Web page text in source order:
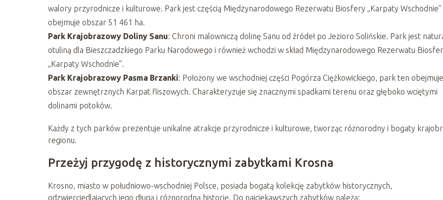
walory przyrodnicze i kulturowe. Park jest częścią Międzynarodowego Rezerwatu Biosfery „Karpaty Wschodnie”
obejmuje obszar 51 461 ha​
Park Krajobrazowy Doliny Sanu: Chroni malowniczą dolinę Sanu od źródeł po Jezioro Solińskie. Park jest
otuliną dla Bieszczadzkiego Parku Narodowego i również wchodzi w skład Międzynarodowego Rezerwatu
„Karpaty Wschodnie”​
Park Krajobrazowy Pasma Brzanki: Położony we wschodniej części Pogórza Ciężkowickiego, park ten obejmuje
obszar zewnętrznych Karpat fliszowych. Charakteryzuje się znacznymi spadkami terenu oraz głęboko wciętymi
dolinami potoków​
Każdy z tych parków prezentuje unikalne atrakcje przyrodnicze i kulturowe, tworząc różnorodny i bogaty
regionu.
Przeżyj przygodę z historycznymi zabytkami Krosna
Krosno, miasto w południowo-wschodniej Polsce, posiada bogatą kolekcję zabytków historycznych,
odzwierciedlających jego długą i różnorodną historię. Do najciekawszych zabytków należą: